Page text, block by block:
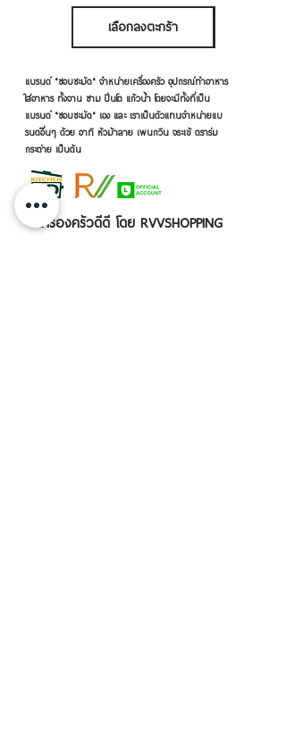
เลือกลงตะกร้า
แบรนด์ "ชอบชะมัด" จำหน่ายเครื่องครัว อุปกรณ์ทำอาหาร
ใส่อาหาร ทั้งจาน ชาม ปิ่นโต แก้วน้ำ โดยจะมีทั้งที่เป็น
แบรนด์ "ชอบชะมัด" เอง และ เราเป็นตัวแทนจำหน่ายแบ
รนด์อื่นๆ ด้วย อาทิ หัวม้าลาย เพนกวิน จระเข้ ตราร่ม
กระต่าย เป็นต้น
เครื่องครัวดีดี โดย RVVSHOPPING